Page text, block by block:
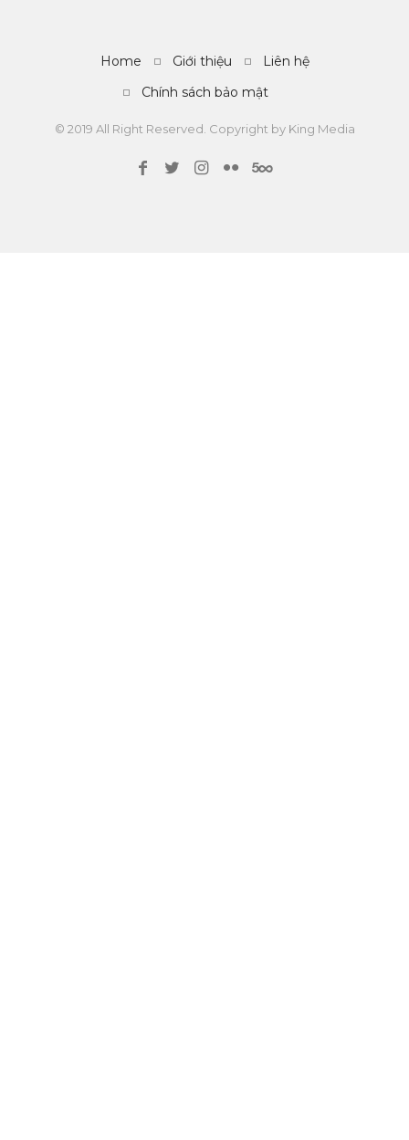
Home Giới thiệu
Liên hệ
Chính sách bảo mật
© 2019 All Right Reserved. Copyright by King Media